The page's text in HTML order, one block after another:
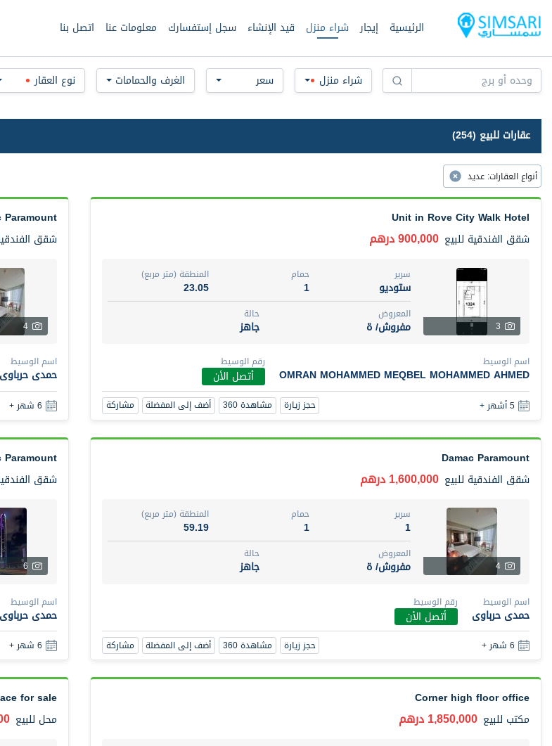
الرئيسية إيجار شراء منزل قيد الإنشاء سجل إستفسارك معلومات عنا اتصل بنا
شراء منزل سعر الغرف والحمامات نوع العقار
عقارات للبيع (254)
أنواع العقارات: عديد
Unit in Rove City Walk Hotel
شقق الفندقية للبيع 900,000 درهم
3
سرير
ستوديو
حمام
1
المنطقة (متر مربع)
23.05
المعروض
مفروش/ ة
حالة
جاهز
اسم الوسيط
OMRAN MOHAMMED MEQBEL MOHAMMED AHMED
رقم الوسيط
أتصل الأن
5 أشهر + حجز زيارة مشاهدة 360 أضف إلى المفضلة مشاركة
Paramount
شقق
4
اسم الوسيط
حمدى حرباوى
6 شهر +
Damac Paramount
شقق الفندقية للبيع 1,600,000 درهم
4
سرير
1
حمام
1
المنطقة (متر مربع)
59.19
المعروض
مفروش/ ة
حالة
جاهز
اسم الوسيط
حمدى حرباوى
رقم الوسيط
أتصل الأن
6 شهر + حجز زيارة مشاهدة 360 أضف إلى المفضلة مشاركة
Paramount
شقق
6
اسم الوسيط
حمدى حرباوى
6 شهر +
Corner high floor office
مكتب للبيع 1,850,000 درهم
for sale
محل للبيع